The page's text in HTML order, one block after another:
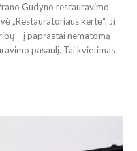
Gudyno restauravimo
„Restauratoriaus kertė“. Ji
– į paprastai nematomą
pasaulį. Tai kvietimas